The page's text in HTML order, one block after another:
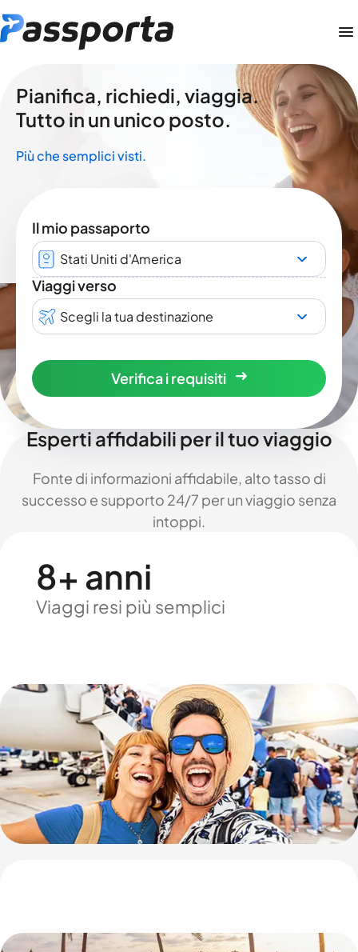
Pianifica, richiedi, viaggia.
Tutto in un unico posto.
Più che semplici visti.
Il mio passaporto
Stati Uniti d'America
Viaggi verso
Scegli la tua destinazione
Verifica i requisiti
Esperti affidabili per il tuo viaggio
Fonte di informazioni affidabile, alto tasso di
successo e supporto 24/7 per un viaggio senza
intoppi.
8+ anni
Viaggi resi più semplici